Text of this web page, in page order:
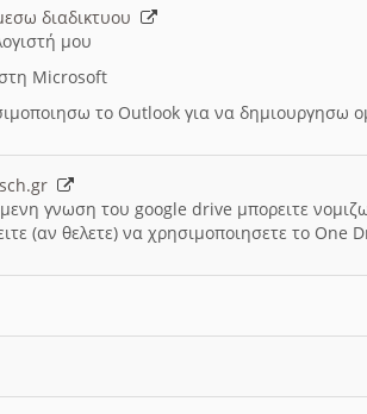
διαδικτυου
μου
στη Microsoft
το Outlook για να δημιουργησω
γνωση του google drive μπορειτε
(αν θελετε) να χρησιμοποιησετε το One